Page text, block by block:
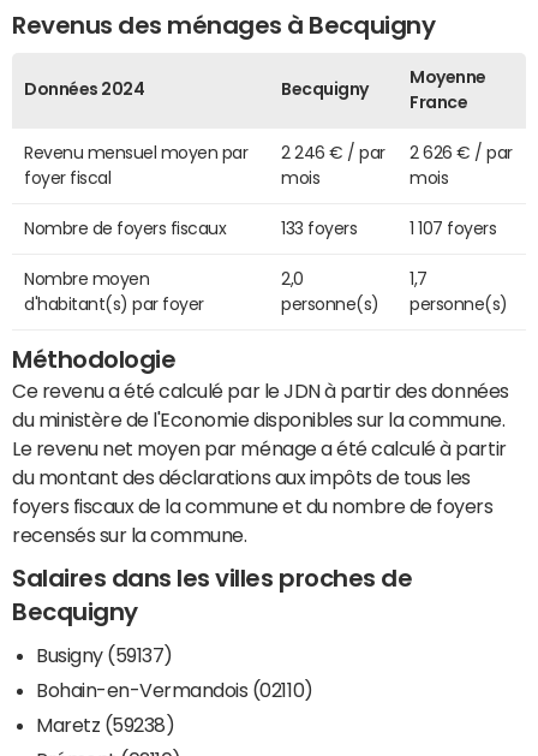
Revenus des ménages à Becquigny
Données 2024 Becquigny
Moyenne
France
Revenu mensuel moyen par
foyer fiscal
2 246 € / par
mois
2 626 € / par
mois
Nombre de foyers fiscaux 133 foyers 1 107 foyers
Nombre moyen
d'habitant(s) par foyer
2,0
personne(s)
1,7
personne(s)
Méthodologie
Ce revenu a été calculé par le JDN à partir des données
du ministère de l'Economie disponibles sur la commune.
Le revenu net moyen par ménage a été calculé à partir
du montant des déclarations aux impôts de tous les
foyers fiscaux de la commune et du nombre de foyers
recensés sur la commune.
Salaires dans les villes proches de
Becquigny
Busigny (59137)
Bohain-en-Vermandois (02110)
Maretz (59238)